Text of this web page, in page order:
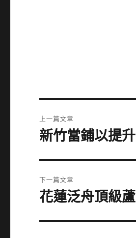
章
上一篇文章
上
篇
文
章:
新竹當鋪以提
下一篇文章
下
篇
花蓮泛舟頂級